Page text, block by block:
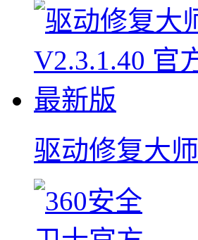
驱动修复大师